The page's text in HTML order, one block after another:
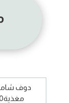
دوف
مغذية180مل